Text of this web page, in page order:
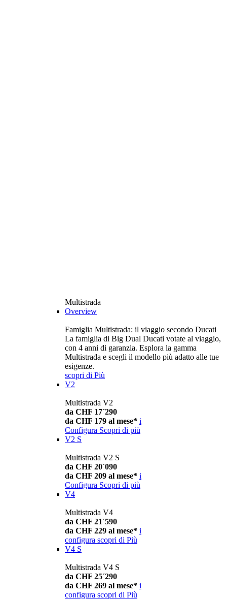
Multistrada
Overview
Famiglia Multistrada: il viaggio secondo Ducati
La famiglia di Big Dual Ducati votate al viaggio,
con 4 anni di garanzia. Esplora la gamma
Multistrada e scegli il modello più adatto alle tue
esigenze.
scopri di Più
V2
Multistrada V2
da CHF 17´290
da CHF 179 al mese* i
Configura Scopri di più
V2 S
Multistrada V2 S
da CHF 20´090
da CHF 209 al mese* i
Configura Scopri di più
V4
Multistrada V4
da CHF 21´590
da CHF 229 al mese* i
configura scopri di Più
V4 S
Multistrada V4 S
da CHF 25´290
da CHF 269 al mese* i
configura scopri di Più